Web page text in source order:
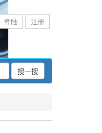
登陆 注册
搜一搜